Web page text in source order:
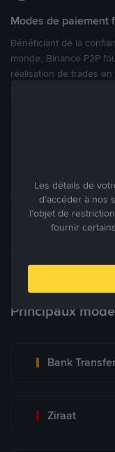
Modes de paiement
Bénéficiant de la
monde, Binance P2P
réalisation de trades
facilement acheter,
directement avec
et leurs modes de
Tradez à des prix
Tradez des cryptos en
prix. Achetez ou
Blog P2P
Principaux
Bank Transfer
Ziraat
Les détails de
d’accéder à nos
l’objet de
fournir